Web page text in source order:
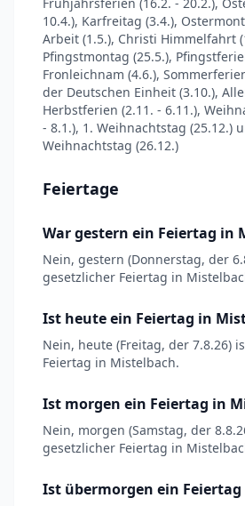
10.4.), Karfreitag (3.4.),
Arbeit (1.5.), Christi Himmelfahrt
Pfingstmontag (25.5.),
Fronleichnam (4.6.),
der Deutschen Einheit (3.10.),
Herbstferien (2.11. - 6.11.),
- 8.1.), 1. Weihnachtstag (25.12.)
Weihnachtstag (26.12.)
Feiertage
War gestern ein Feiertag in
Nein, gestern (Donnerstag, der
gesetzlicher Feiertag in
Ist heute ein Feiertag in
Nein, heute (Freitag, der 7.8.26)
Feiertag in Mistelbach.
Ist morgen ein Feiertag in
Nein, morgen (Samstag, der
gesetzlicher Feiertag in
Ist übermorgen ein